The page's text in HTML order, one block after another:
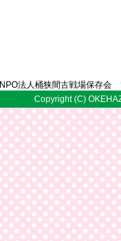
NPO法人桶狭間古戦場保存
Copyright (C)